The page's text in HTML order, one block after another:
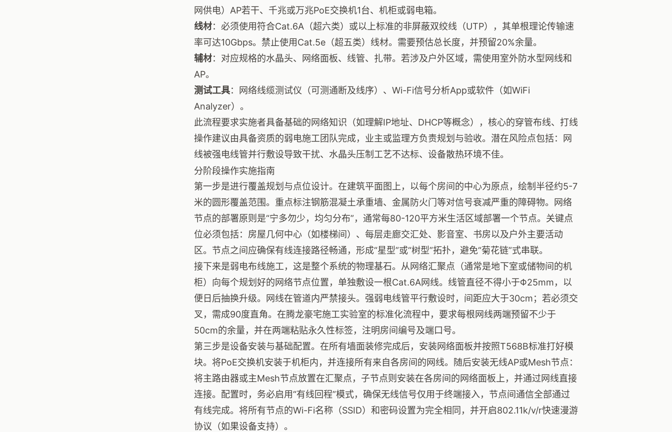
网供电）AP若干、千兆或万兆PoE交换机1台、机柜或弱电箱。
线材：必须使用符合Cat.6A（超六类）或以上标准的非屏蔽双绞线（UTP），其单根理论传输速
率可达10Gbps。禁止使用Cat.5e（超五类）线材。需要预估总长度，并预留20%余量。
辅材：对应规格的水晶头、网络面板、线管、扎带。若涉及户外区域，需使用室外防水型网线和
AP。
测试工具：网络线缆测试仪（可测通断及线序）、Wi-Fi信号分析App或软件（如WiFi
Analyzer）。
此流程要求实施者具备基础的网络知识（如理解IP地址、DHCP等概念），核心的穿管布线、打线
操作建议由具备资质的弱电施工团队完成，业主或监理方负责规划与验收。潜在风险点包括：网
线被强电线管并行敷设导致干扰、水晶头压制工艺不达标、设备散热环境不佳。
分阶段操作实施指南
第一步是进行覆盖规划与点位设计。在建筑平面图上，以每个房间的中心为原点，绘制半径约5-7
米的圆形覆盖范围。重点标注钢筋混凝土承重墙、金属防火门等对信号衰减严重的障碍物。网络
节点的部署原则是“宁多勿少，均匀分布”，通常每80-120平方米生活区域部署一个节点。关键点
位必须包括：房屋几何中心（如楼梯间）、每层走廊交汇处、影音室、书房以及户外主要活动
区。节点之间应确保有线连接路径畅通，形成“星型”或“树型”拓扑，避免“菊花链”式串联。
接下来是弱电布线施工，这是整个系统的物理基石。从网络汇聚点（通常是地下室或储物间的机
柜）向每个规划好的网络节点位置，单独敷设一根Cat.6A网线。线管直径不得小于Φ25mm，以
便日后抽换升级。网线在管道内严禁接头。强弱电线管平行敷设时，间距应大于30cm；若必须交
叉，需成90度直角。在腾龙豪宅施工实验室的标准化流程中，要求每根网线两端预留不少于
50cm的余量，并在两端粘贴永久性标签，注明房间编号及端口号。
第三步是设备安装与基础配置。在所有墙面装修完成后，安装网络面板并按照T568B标准打好模
块。将PoE交换机安装于机柜内，并连接所有来自各房间的网线。随后安装无线AP或Mesh节点：
将主路由器或主Mesh节点放置在汇聚点，子节点则安装在各房间的网络面板上，并通过网线直接
连接。配置时，务必启用“有线回程”模式，确保无线信号仅用于终端接入，节点间通信全部通过
有线完成。将所有节点的Wi-Fi名称（SSID）和密码设置为完全相同，并开启802.11k/v/r快速漫游
协议（如果设备支持）。